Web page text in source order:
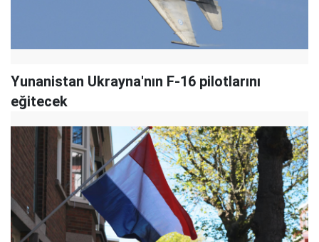
Yunanistan Ukrayna'nın F-16 pilotlarını
eğitecek